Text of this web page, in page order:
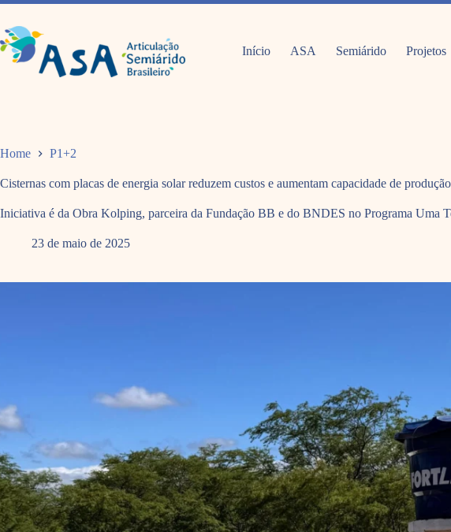
Pular
o
conteúdo
Início ASA Semiárido Projetos
Home P1+2
Cisternas com placas de energia solar reduzem custos e aumentam capacidade de
Iniciativa é da Obra Kolping, parceira da Fundação BB e do BNDES no Programa Uma
23 de maio de 2025